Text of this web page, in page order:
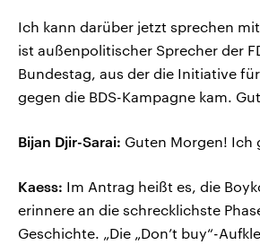
Ich kann darüber jetzt sprechen
ist außenpolitischer Sprecher der
Bundestag, aus der die Initiative
gegen die BDS-Kampagne kam.
Bijan Djir-Sarai: Guten Morgen! Ich
Kaess: Im Antrag heißt es, die
erinnere an die schrecklichste
Geschichte. „Die „Don’t buy“-